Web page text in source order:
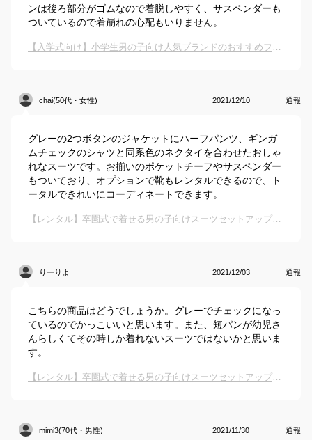
ンは後ろ部分がゴムなので着脱しやすく、サスペンダーも
ついているので着崩れの心配もいりません。
【入学式向け】小学生男の子向け人気ブランドのおすすめフォーマルスーツは？
chai(50代・女性) 2021/12/10 通報
グレーの2つボタンのジャケットにハーフパンツ、ギンガ
ムチェックのシャツと同系色のネクタイを合わせたおしゃ
れなスーツです。お揃いのポケットチーフやサスペンダー
もついており、オプションで靴もレンタルできるので、ト
ータルできれいにコーディネートできます。
【レンタル】卒園式で着せる男の子向けスーツセットアップは？
りーりよ 2021/12/03 通報
こちらの商品はどうでしょうか。グレーでチェックになっ
ているのでかっこいいと思います。また、短パンが幼児さ
んらしくてその時しか着れないスーツではないかと思いま
す。
【レンタル】卒園式で着せる男の子向けスーツセットアップは？
mimi3(70代・男性) 2021/11/30 通報